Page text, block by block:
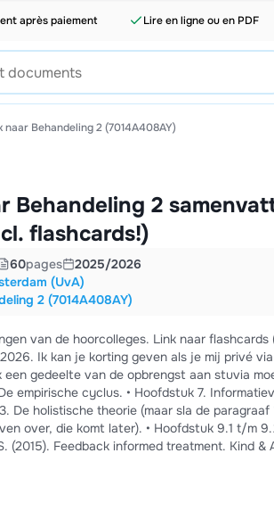
après paiement Lire en ligne ou en PDF
naar Behandeling 2 (7014A408AY)
Behandeling 2
flashcards!)
60pages
2025/2026
(UvA)
2 (7014A408AY)
van de hoorcolleges. Link naar
(Fabienne
gedeelte van de opbrengst aan stuvia moet
empirische cyclus. • Hoofdstuk 7.
De holistische theorie (maar sla de paragraaf
over, die komt later). • Hoofdstuk 9.1 t/m
(2015). Feedback informed treatment. Kind
t/m 4.4. Operante conditionering. • Hoofdstuk
9.2.5 t/m 9.5.1. Functieanalyse t/m de